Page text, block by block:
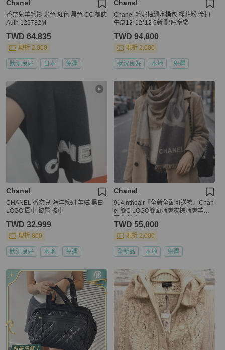
Chanel
香奈兒羊毛衫 米色 紅色 黑色 CC 標誌
Auth 129782M
TWD 64,835
現折 2,000
狀況良好 日本 免運
Chanel
Chanel 毛呢抽繩水桶包 櫻花粉 金扣
牛皮12*12*12 9新 配件塵袋
TWD 94,800
現折 2,000
狀況良好 本地 免運
Chanel
CHANEL 香奈兒 海洋系列 羊絨 黑白
LOGO 圍巾 披肩 披巾
TWD 32,999
現折 800
狀況良好 本地 免運
Chanel
914intheair『全新全配可送禮』Chan
el 雙C LOGO雙面漸層灰棕漸層羊絨
TWD 55,000
現折 2,000
全新品 本地 免運